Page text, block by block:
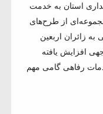
استان به خدمت
از طرح‌های
زائران اربعین
افزایش یافته
رفاهی گامی مهم